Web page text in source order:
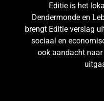
Editie is het
Dendermonde en
brengt Editie verslag
sociaal en
ook aandacht